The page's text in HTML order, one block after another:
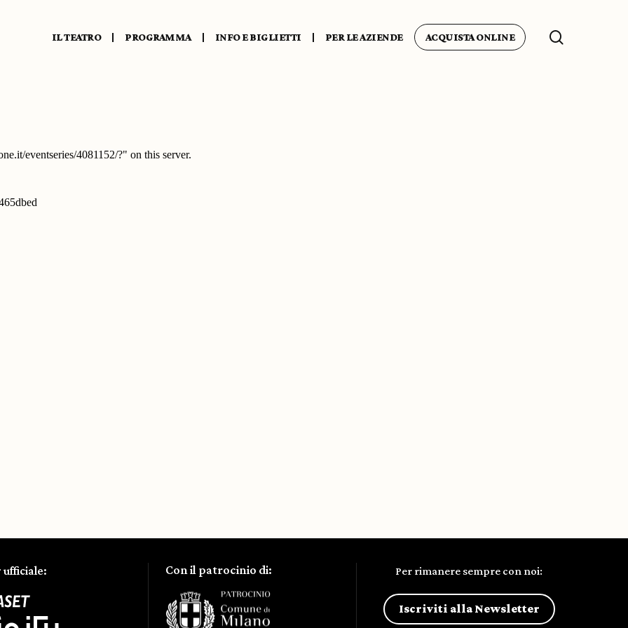
IL TEATRO PROGRAMMA INFO E BIGLIETTI PER LE AZIENDE ACQUISTA ONLINE
ufficiale: Con il patrocinio di: Per rimanere sempre con noi:
Iscriviti alla Newsletter